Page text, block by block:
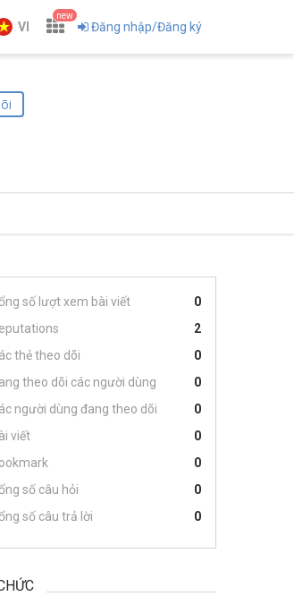
VI
new
Đăng nhập/Đăng ký
số lượt xem bài viết
0
2
thẻ theo dõi
0
theo dõi các người dùng
0
người dùng đang theo dõi
0
viết
0
0
số câu hỏi
0
số câu trả lời
0